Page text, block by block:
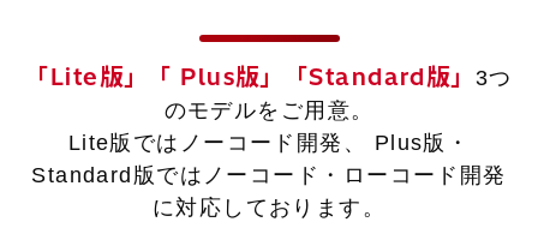
「Lite版」「 Plus版」「Standard版」
3つ
のモデルをご用意。
Lite版ではノーコード開発、 Plus版・
Standard版ではノーコード・ ローコード開発
に対応しております。